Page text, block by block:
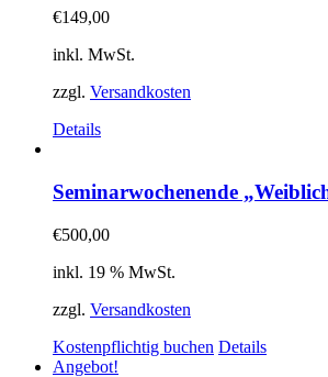
€149,00
inkl. MwSt.
zzgl. Versandkosten
Details
Seminarwochenende
€500,00
inkl. 19 % MwSt.
zzgl. Versandkosten
Kostenpflichtig buchen Details
Angebot!